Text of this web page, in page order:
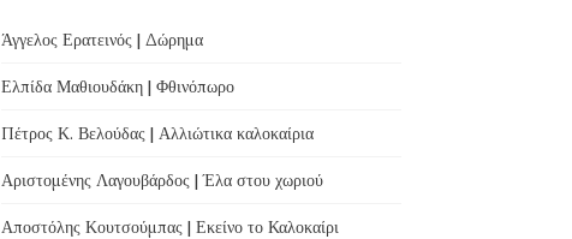
Άγγελος Ερατεινός | Δώρημα
Ελπίδα Μαθιουδάκη | Φθινόπωρο
Πέτρος Κ. Βελούδας | Αλλιώτικα καλοκαίρια
Αριστομένης Λαγουβάρδος | Έλα στου χωριού
Αποστόλης Κουτσούμπας | Εκείνο το Καλοκαίρι